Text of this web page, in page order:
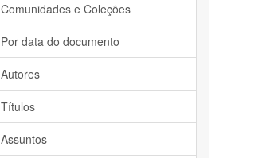
Comunidades e Coleções
Por data do documento
Autores
Títulos
Assuntos